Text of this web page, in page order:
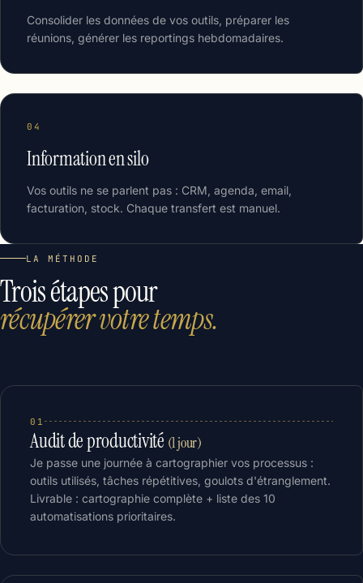
Consolider les données de vos outils, préparer les
réunions, générer les reportings hebdomadaires.
04
Information en silo
Vos outils ne se parlent pas : CRM, agenda, email,
facturation, stock. Chaque transfert est manuel.
LA MÉTHODE
Trois étapes pour
récupérer votre temps.
01
Audit de productivité (1 jour)
Je passe une journée à cartographier vos processus :
outils utilisés, tâches répétitives, goulots d'étranglement.
Livrable : cartographie complète + liste des 10
automatisations prioritaires.